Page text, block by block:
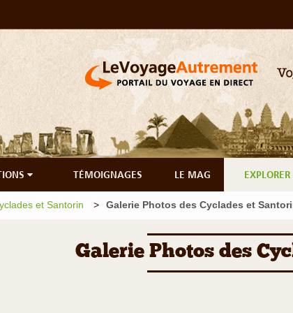
TÉMOIGNAGES LE MAG EXPLORER
et Santorin Galerie Photos des Cyclades et
Galerie Photos des